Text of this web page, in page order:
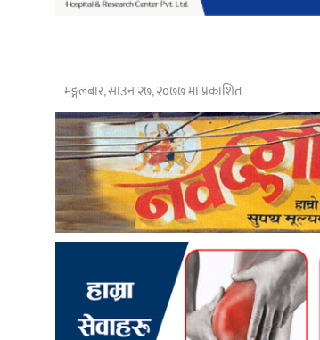
मङ्गलबार, साउन २७, २०७७ मा प्रकाशित